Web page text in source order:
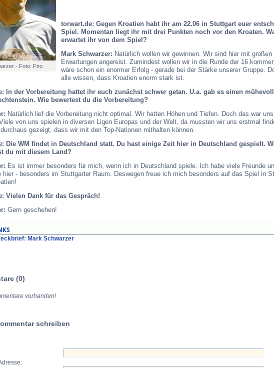
- Foto: Firo
torwart.de: Gegen Kroatien habt ihr am 22.06 in Stuttgart euer
Spiel. Momentan liegt ihr mit drei Punkten noch vor den Kroaten.
erwartet ihr von dem Spiel?
Mark Schwarzer: Natürlich wollen wir gewinnen. Wir sind hier mit großen
Erwartungen angereist. Zumindest wollen wir in die Runde der 16
wäre schon ein enormer Erfolg - gerade bei der Stärke unserer Gruppe.
alle wissen, dass Kroatien enorm stark ist.
In der Vorbereitung hattet ihr euch zunächst schwer getan. U.a. gab es einen
Wie bewertest du die Vorbereitung?
Natürlich lief die Vorbereitung nicht optimal. Wir hatten Höhen und Tiefen. Doch das war
von uns spielen in diversen Ligen Europas und der Welt, da mussten wir uns erstmal
gezeigt, dass wir mit den Top-Nationen mithalten können.
Die WM findet in Deutschland statt. Du hast einige Zeit hier in Deutschland gespielt.
du mit diesem Land?
Es ist immer besonders für mich, wenn ich in Deutschland spiele. Ich habe viele Freunde
hier - besonders im Stuttgarter Raum. Deswegen freue ich mich besonders auf das Spiel in
Vielen Dank für das Gespräch!
Gern geschehen!
Mark Schwarzer
(0)
vorhanden!
schreiben